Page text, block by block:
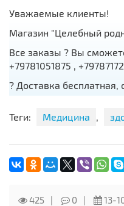
Уважаемые клиенты!
Магазин "Целебный
Все заказы ? Вы
+79781051875 ,
? Доставка
Наши магазины в
Теги: Медицина ,
425 0 13-